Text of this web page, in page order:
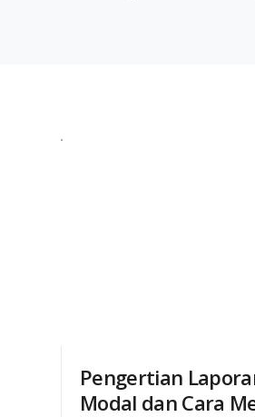
Pengertian
Modal dan Cara